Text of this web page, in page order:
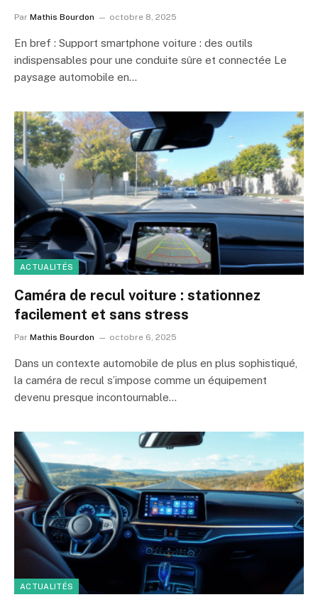
Par Mathis Bourdon octobre 8, 2025
En bref : Support smartphone voiture : des outils
indispensables pour une conduite sûre et connectée Le
paysage automobile en…
ACTUALITÉS
Caméra de recul voiture : stationnez
facilement et sans stress
Par Mathis Bourdon octobre 6, 2025
Dans un contexte automobile de plus en plus sophistiqué,
la caméra de recul s’impose comme un équipement
devenu presque incontournable…
ACTUALITÉS